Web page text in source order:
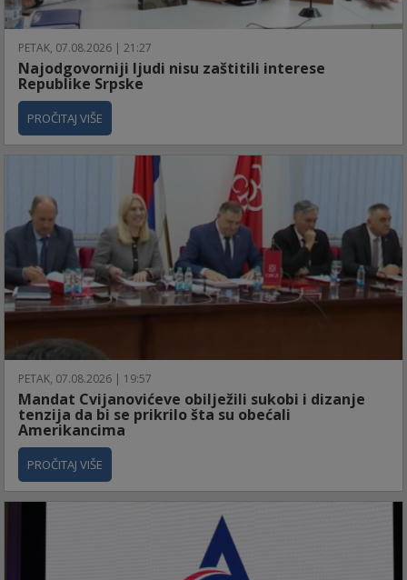
PETAK, 07.08.2026 | 21:27
Najodgovorniji ljudi nisu zaštitili interese
Republike Srpske
PROČITAJ VIŠE
PETAK, 07.08.2026 | 19:57
Mandat Cvijanovićeve obilježili sukobi i dizanje
tenzija da bi se prikrilo šta su obećali
Amerikancima
PROČITAJ VIŠE